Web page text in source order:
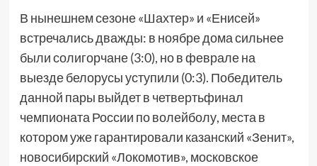
В нынешнем сезоне «Шахтер» и «Енисей»
встречались дважды: в ноябре дома сильнее
были солигорчане (3:0), но в феврале на
выезде белорусы уступили (0:3). Победитель
данной пары выйдет в четвертьфинал
чемпионата России по волейболу, места в
котором уже гарантировали казанский «Зенит»,
новосибирский «Локомотив», московское